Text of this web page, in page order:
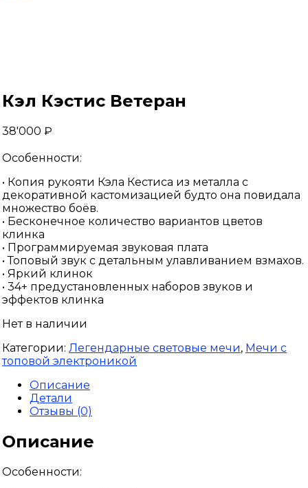
Кэл Кэстис Ветеран
38'000 ₽
Особенности:
• Копия рукояти Кэла Кестиса из металла с
декоративной кастомизацией будто она повидала
множество боёв.
• Бесконечное количество вариантов цветов
клинка
• Программируемая звуковая плата
• Топовый звук с детальным улавливанием взмахов.
• Яркий клинок
• 34+ предустановленных наборов звуков и
эффектов клинка
Нет в наличии
Категории: Легендарные световые мечи, Мечи с
топовой электроникой
Описание
Детали
Отзывы (0)
Описание
Особенности: